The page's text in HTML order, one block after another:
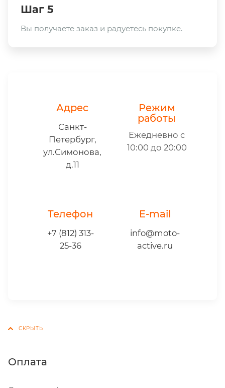
Шаг 5
Вы получаете заказ и радуетесь покупке.
Адрес
Санкт-
Петербург,
ул.Симонова,
д.11
Режим
работы
Ежедневно с
10:00 до 20:00
Телефон
+7 (812) 313-
25-36
E-mail
info@moto-
active.ru
Оплата